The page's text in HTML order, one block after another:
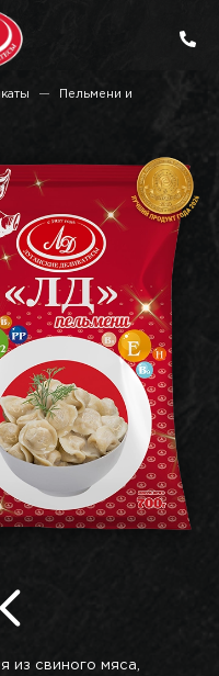
Пельмени и
из свиного мяса,